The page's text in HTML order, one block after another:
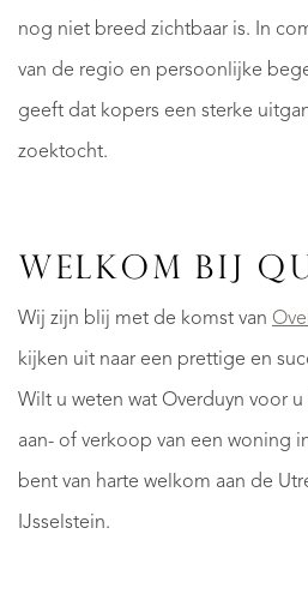
nog niet breed zichtbaar is. In
van de regio en persoonlijke
geeft dat kopers een sterke
zoektocht.
WELKOM BIJ
Wij zijn blij met de komst van
kijken uit naar een prettige en
Wilt u weten wat Overduyn voor
aan- of verkoop van een woning
bent van harte welkom aan de
IJsselstein.
to